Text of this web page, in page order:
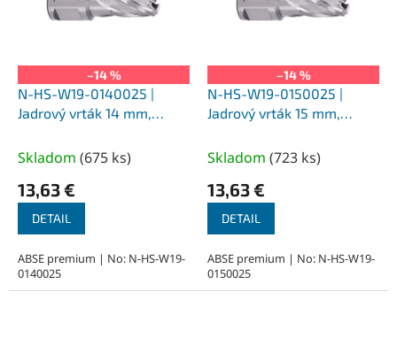
–14 %
N-HS-W19-0140025 |
Jadrový vrták 14 mm,
upnutie Weldon 19
Skladom (675 ks)
13,63 €
DETAIL
ABSE premium | No: N-HS-W19-
0140025
–14 %
N-HS-W19-0150025 |
Jadrový vrták 15 mm,
upnutie Weldon 19
Skladom (723 ks)
13,63 €
DETAIL
ABSE premium | No: N-HS-W19-
0150025